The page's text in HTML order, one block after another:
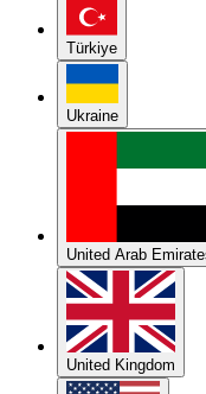
Türkiye
Ukraine
United Arab
United Kingdom